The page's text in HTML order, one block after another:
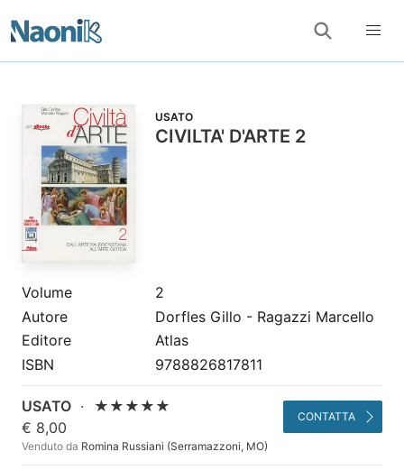
USATO
CIVILTA' D'ARTE 2
Volume
2
Autore
Dorfles Gillo - Ragazzi Marcello
Editore
Atlas
ISBN
9788826817811
USATO ·
★★★★★
€ 8,00
Venduto da Romina Russiani (Serramazzoni, MO)
CONTATTA